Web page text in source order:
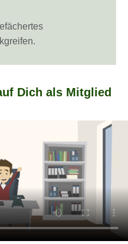
Dich als Mitglied